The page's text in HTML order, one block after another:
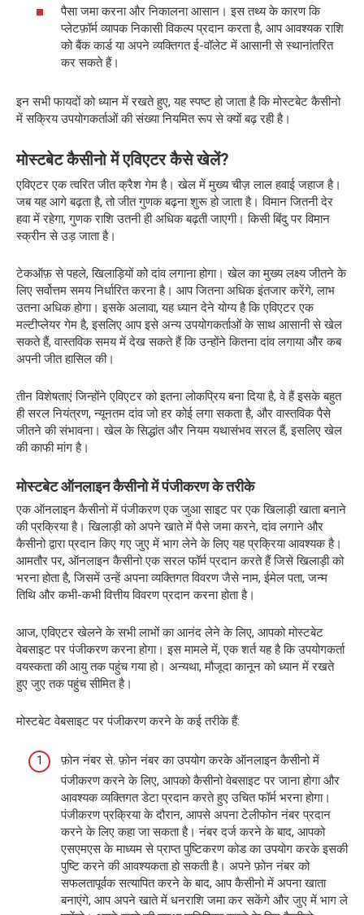
पैसा जमा करना और निकालना आसान। इस तथ्य के कारण कि
प्लेटफ़ॉर्म व्यापक निकासी विकल्प प्रदान करता है, आप आवश्यक राशि
को बैंक कार्ड या अपने व्यक्तिगत ई-वॉलेट में आसानी से स्थानांतरित
कर सकते हैं।
इन सभी फायदों को ध्यान में रखते हुए, यह स्पष्ट हो जाता है कि मोस्टबेट कैसीनो
में सक्रिय उपयोगकर्ताओं की संख्या नियमित रूप से क्यों बढ़ रही है।
मोस्टबेट कैसीनो में एविएटर कैसे खेलें?
एविएटर एक त्वरित जीत क्रैश गेम है। खेल में मुख्य चीज़ लाल हवाई जहाज है।
जब यह आगे बढ़ता है, तो जीत गुणक बढ़ना शुरू हो जाता है। विमान जितनी देर
हवा में रहेगा, गुणक राशि उतनी ही अधिक बढ़ती जाएगी। किसी बिंदु पर विमान
स्क्रीन से उड़ जाता है।
टेकऑफ़ से पहले, खिलाड़ियों को दांव लगाना होगा। खेल का मुख्य लक्ष्य जीतने के
लिए सर्वोत्तम समय निर्धारित करना है। आप जितना अधिक इंतजार करेंगे, लाभ
उतना अधिक होगा। इसके अलावा, यह ध्यान देने योग्य है कि एविएटर एक
मल्टीप्लेयर गेम है, इसलिए आप इसे अन्य उपयोगकर्ताओं के साथ आसानी से खेल
सकते हैं, वास्तविक समय में देख सकते हैं कि उन्होंने कितना दांव लगाया और कब
अपनी जीत हासिल की।
तीन विशेषताएं जिन्होंने एविएटर को इतना लोकप्रिय बना दिया है, वे हैं इसके बहुत
ही सरल नियंत्रण, न्यूनतम दांव जो हर कोई लगा सकता है, और वास्तविक पैसे
जीतने की संभावना। खेल के सिद्धांत और नियम यथासंभव सरल हैं, इसलिए खेल
की काफी मांग है।
मोस्टबेट ऑनलाइन कैसीनो में पंजीकरण के तरीके
एक ऑनलाइन कैसीनो में पंजीकरण एक जुआ साइट पर एक खिलाड़ी खाता बनाने
की प्रक्रिया है। खिलाड़ी को अपने खाते में पैसे जमा करने, दांव लगाने और
कैसीनो द्वारा प्रदान किए गए जुए में भाग लेने के लिए यह प्रक्रिया आवश्यक है।
आमतौर पर, ऑनलाइन कैसीनो एक सरल फॉर्म प्रदान करते हैं जिसे खिलाड़ी को
भरना होता है, जिसमें उन्हें अपना व्यक्तिगत विवरण जैसे नाम, ईमेल पता, जन्म
तिथि और कभी-कभी वित्तीय विवरण प्रदान करना होता है।
आज, एविएटर खेलने के सभी लाभों का आनंद लेने के लिए, आपको मोस्टबेट
वेबसाइट पर पंजीकरण करना होगा। इस मामले में, एक शर्त यह है कि उपयोगकर्ता
वयस्कता की आयु तक पहुंच गया हो। अन्यथा, मौजूदा कानून को ध्यान में रखते
हुए जुए तक पहुंच सीमित है।
मोस्टबेट वेबसाइट पर पंजीकरण करने के कई तरीके हैं:
फ़ोन नंबर से. फ़ोन नंबर का उपयोग करके ऑनलाइन कैसीनो में
पंजीकरण करने के लिए, आपको कैसीनो वेबसाइट पर जाना होगा और
आवश्यक व्यक्तिगत डेटा प्रदान करते हुए उचित फॉर्म भरना होगा।
पंजीकरण प्रक्रिया के दौरान, आपसे अपना टेलीफोन नंबर प्रदान
करने के लिए कहा जा सकता है। नंबर दर्ज करने के बाद, आपको
एसएमएस के माध्यम से प्राप्त पुष्टिकरण कोड का उपयोग करके इसकी
पुष्टि करने की आवश्यकता हो सकती है। अपने फ़ोन नंबर को
सफलतापूर्वक सत्यापित करने के बाद, आप कैसीनो में अपना खाता
बनाएंगे, आप अपने खाते में धनराशि जमा कर सकेंगे और जुए में भाग ले